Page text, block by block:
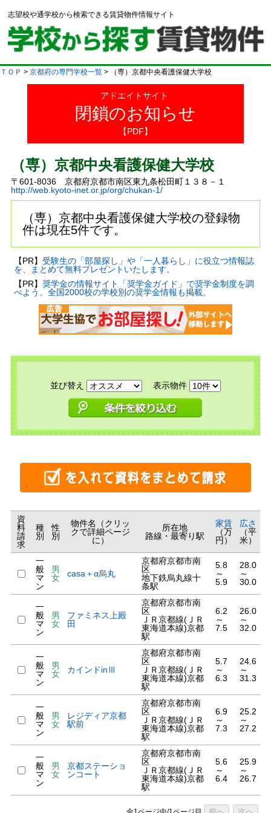
志望校や通学校から検索できる賃貸物件情報サイト
ＴＯＰ > 京都府の専門学校一覧 > （専）京都中央看護保健大学校
アドエイトサイト
閉鎖のお知らせ
【PDF】
（専）京都中央看護保健大学校
〒601-8036 京都府京都市南区東九条松田町１３８－１
http://web.kyoto-inet.or.jp/org/chukan-1/
（専）京都中央看護保健大学校の登録物
件は現在5件です。
【PR】 受験生の「部屋探し」や「一人暮らし」に役立つ情報誌
を、まとめて無料プレゼントいたします。
【PR】 奨学金の情報サイト「奨学金ガイド」で奨学金制度を調
べよう。全国2000校の学校別の奨学金情報も掲載。
並び替え 表示物件
資
料
請
求
種
別
性
別
物件名（クリッ
クで詳細ページ
に）
所在地
路線・最寄り駅
家賃
（万
円）
広さ
（平
米）
一
般
マ
ン
男
女
casa＋α烏丸
京都府京都市南
区
地下鉄烏丸線十
条駅
5.8
～
5.9
28.0
～
30.0
一
般
マ
ン
男
女
ファミネス上殿
田
京都府京都市南
区
ＪＲ京都線(ＪＲ
東海道本線)京都
駅
6.2
～
7.5
26.0
～
32.0
一
般
マ
ン
男
女
カインドinⅢ
京都府京都市南
区
ＪＲ京都線(ＪＲ
東海道本線)京都
駅
5.7
～
6.3
24.6
～
31.3
一
般
マ
ン
男
女
レジディア京都
駅前
京都府京都市南
区
ＪＲ京都線(ＪＲ
東海道本線)京都
駅
6.9
～
7.3
25.2
～
27.2
一
般
マ
ン
男
女
京都ステーショ
ンコート
京都府京都市南
区
ＪＲ京都線(ＪＲ
東海道本線)京都
駅
5.6
～
6.4
25.9
～
26.7